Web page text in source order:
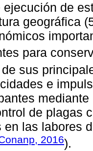
ejecución de
geográfica
para
sus
e
de plagas
en las labores
2016).